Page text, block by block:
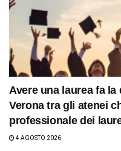
Avere una laurea fa la
Verona tra gli atenei
professionale dei
4 AGOSTO 2026